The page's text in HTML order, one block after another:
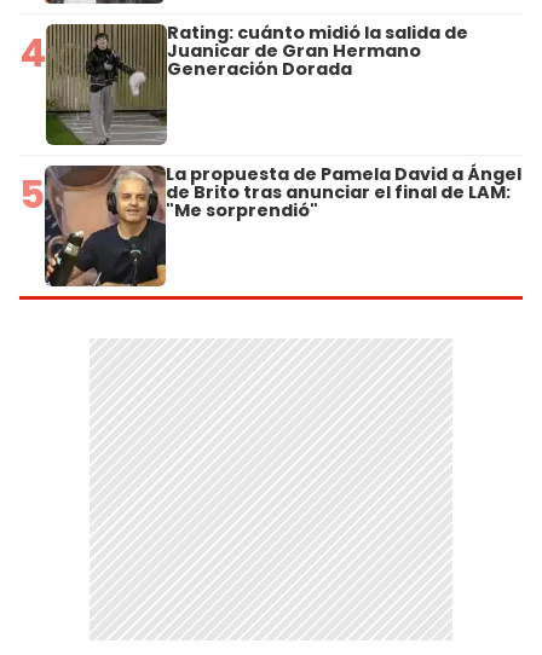
4 Rating: cuánto midió la salida de
Juanicar de Gran Hermano
Generación Dorada
5 La propuesta de Pamela David a Ángel
de Brito tras anunciar el final de LAM:
"Me sorprendió"